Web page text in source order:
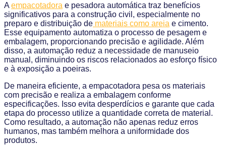
A empacotadora e pesadora automática traz benefícios
significativos para a construção civil, especialmente no
preparo e distribuição de materiais como areia e cimento.
Esse equipamento automatiza o processo de pesagem e
embalagem, proporcionando precisão e agilidade. Além
disso, a automação reduz a necessidade de manuseio
manual, diminuindo os riscos relacionados ao esforço físico
e à exposição a poeiras.
De maneira eficiente, a empacotadora pesa os materiais
com precisão e realiza a embalagem conforme
especificações. Isso evita desperdícios e garante que cada
etapa do processo utilize a quantidade correta de material.
Como resultado, a automação não apenas reduz erros
humanos, mas também melhora a uniformidade dos
produtos.